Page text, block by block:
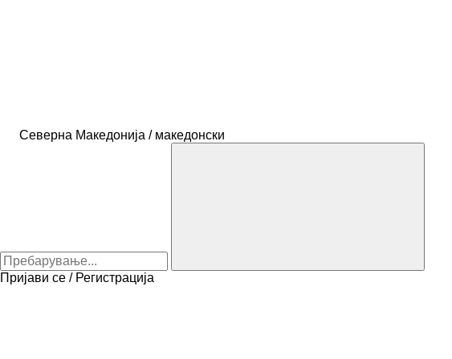
Северна Македонија / македонски
Пријави се / Регистрација